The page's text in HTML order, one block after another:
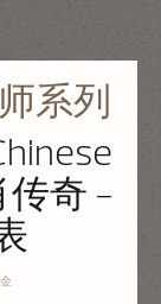
系列
传奇 -